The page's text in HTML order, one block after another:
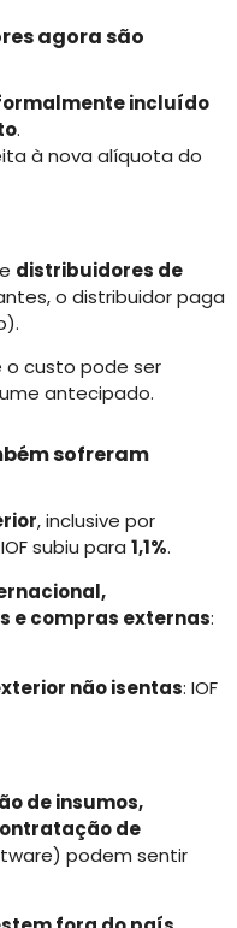
agora são
incluído
.
à nova alíquota do
distribuidores de
o distribuidor paga
o custo pode ser
antecipado.
sofreram
, inclusive por
subiu para 1,1%.
e compras externas:
não isentas: IOF
de insumos,
de
podem sentir